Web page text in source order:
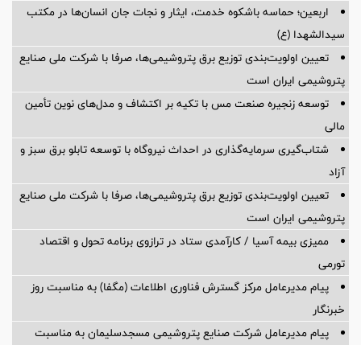
اربعین؛ حماسه باشکوه خدمت، ایثار و نجات جان انسان‌ها در مکتب
سیدالشهدا (ع)
تعیین اولویت‌بندی توزیع برق پتروشیمی‌ها، صرفا با شرکت ملی صنایع
پتروشیمی ایران است
توسعه زنجیره صنعت مس با تکیه بر اکتشاف و مدل‌های نوین تأمین
مالی
شتاب‌گیری سرمایه‌گذاری در احداث نیروگاه با توسعه تابلو برق سبز و
آزاد
تعیین اولویت‌بندی توزیع برق پتروشیمی‌ها، صرفا با شرکت ملی صنایع
پتروشیمی ایران است
ممیزی بیمه آسیا / کارآمدی ستاد در ترازوی برنامه تحول و اقتصاد
تورمی
پیام مدیرعامل مرکز گسترش فناوری اطلاعات (مگفا) به مناسبت روز
خبرنگار
پیام مدیرعامل شركت صنایع پتروشیمی مسجدسلیمان به مناسبت